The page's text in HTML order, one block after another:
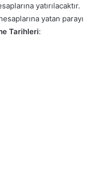
yatırılacaktır.
yatan parayı
Tarihleri: